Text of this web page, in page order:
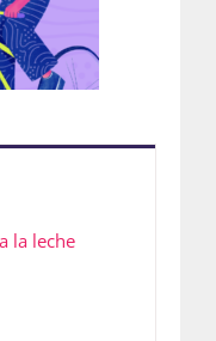
la leche